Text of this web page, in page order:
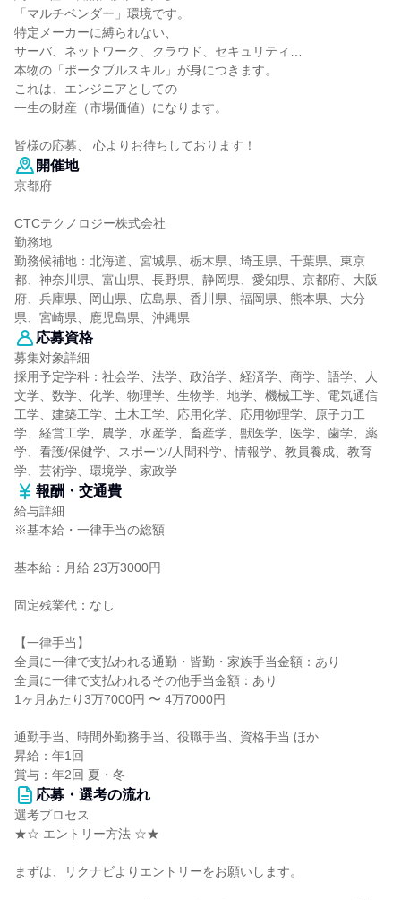
「マルチベンダー」環境です。
特定メーカーに縛られない、
サーバ、ネットワーク、クラウド、セキュリティ…
本物の「ポータブルスキル」が身につきます。
これは、エンジニアとしての
一生の財産（市場価値）になります。
皆様の応募、 心よりお待ちしております！
開催地
京都府
CTCテクノロジー株式会社
勤務地
勤務候補地：北海道、宮城県、栃木県、埼玉県、千葉県、東京
都、神奈川県、富山県、長野県、静岡県、愛知県、京都府、大阪
府、兵庫県、岡山県、広島県、香川県、福岡県、熊本県、大分
県、宮崎県、鹿児島県、沖縄県
応募資格
募集対象詳細
採用予定学科：社会学、法学、政治学、経済学、商学、語学、人
文学、数学、化学、物理学、生物学、地学、機械工学、電気通信
工学、建築工学、土木工学、応用化学、応用物理学、原子力工
学、経営工学、農学、水産学、畜産学、獣医学、医学、歯学、薬
学、看護/保健学、スポーツ/人間科学、情報学、教員養成、教育
学、芸術学、環境学、家政学
報酬・交通費
給与詳細
※基本給・一律手当の総額
基本給：月給 23万3000円
固定残業代：なし
【一律手当】
全員に一律で支払われる通勤・皆勤・家族手当金額：あり
全員に一律で支払われるその他手当金額：あり
1ヶ月あたり3万7000円 〜 4万7000円
通勤手当、時間外勤務手当、役職手当、資格手当 ほか
昇給：年1回
賞与：年2回 夏・冬
応募・選考の流れ
選考プロセス
★☆ エントリー方法 ☆★
まずは、リクナビよりエントリーをお願いします。